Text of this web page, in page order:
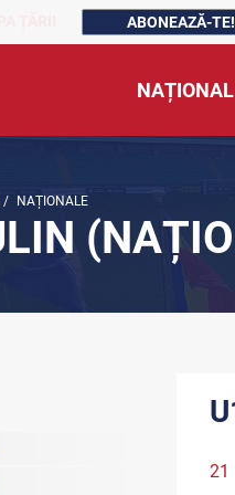
ABONEAZĂ-TE!
/ NAȚIONALE
21